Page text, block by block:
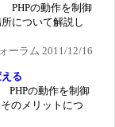
PHPの動作を制御
について解説し
ーラム 2011/12/16
る
PHPの動作を制御
のメリットにつ